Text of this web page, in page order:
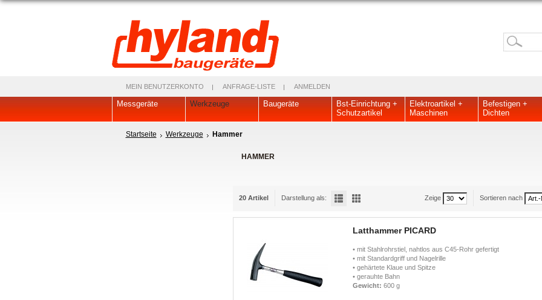
MEIN BENUTZERKONTO ANFRAGE-LISTE ANMELDEN
Messgeräte Werkzeuge Baugeräte
Bst-Einrichtung +
Schutzartikel
Elektroartikel +
Maschinen
Befestigen +
Dichten
Startseite Werkzeuge Hammer
HAMMER
20 Artikel Darstellung als: Sortieren nach
Zeige
Latthammer PICARD
• mit Stahlrohrstiel, nahtlos aus C45-Rohr gefertigt
• mit Standardgriff und Nagelrille
• gehärtete Klaue und Spitze
• gerauhte Bahn
Gewicht: 600 g